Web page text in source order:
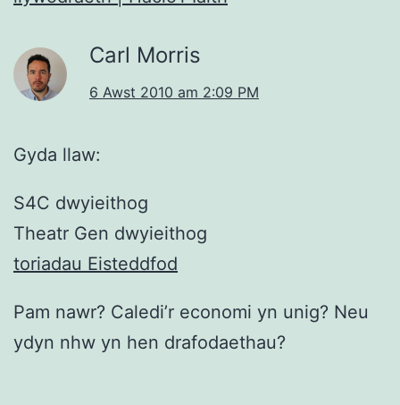
Carl Morris
6 Awst 2010 am 2:09 PM
Gyda llaw:
S4C dwyieithog
Theatr Gen dwyieithog
toriadau Eisteddfod
Pam nawr? Caledi’r economi yn unig? Neu
ydyn nhw yn hen drafodaethau?